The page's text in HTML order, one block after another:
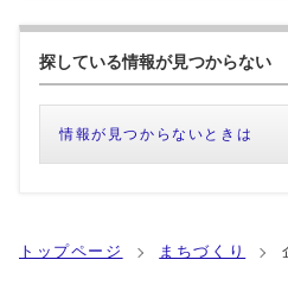
探している情報が見つからない
情報が見つからないときは
トップページ まちづくり